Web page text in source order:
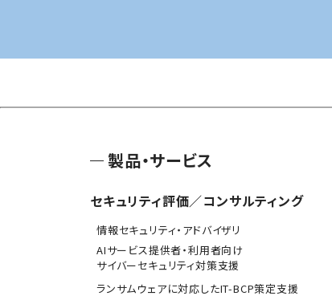
製品・サービス
セキュリティ評価／コンサルティング
情報セキュリティ・アドバイザリ
AIサービス提供者・利用者向け
サイバーセキュリティ対策支援
ランサムウェアに対応したIT-BCP策定支援